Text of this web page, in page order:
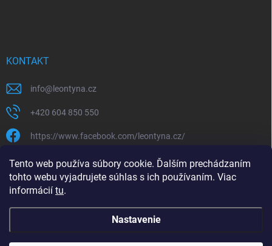
Tento web používa súbory cookie. Ďalším prechádzaním
tohto webu vyjadrujete súhlas s ich používaním. Viac
informácií tu.
Nastavenie
KONTAKT
info@ leontyna.cz
+420 604 850 550
https://www.facebook.com/leontyna.cz/
leontyna.cz
@leontyna.cz